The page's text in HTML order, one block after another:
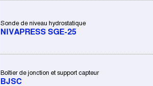
Sonde de niveau hydrostatique
NIVAPRESS SGE-25
Boîtier de jonction et support capteur
BJSC